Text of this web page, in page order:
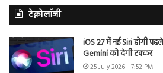
टेक्नोलॉजी
iOS 27 में नई Siri होगी
Gemini को देगी टक्कर
25 July 2026 - 7:52 PM